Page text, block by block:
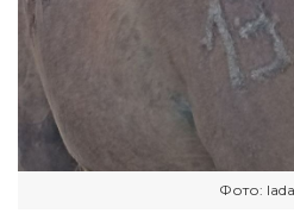
Фото: